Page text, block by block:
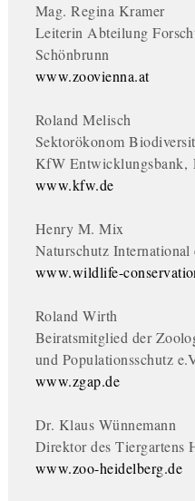
Mag. Regina Kramer
Leiterin Abteilung
Schönbrunn
www.zoovienna.at
Roland Melisch
Sektorökonom
KfW Entwicklungsbank,
www.kfw.de
Henry M. Mix
Naturschutz
www.wildlife-
Roland Wirth
Beiratsmitglied der
und Populationsschutz
www.zgap.de
Dr. Klaus Wünnemann
Direktor des Tiergartens
www.zoo-heidelberg.de